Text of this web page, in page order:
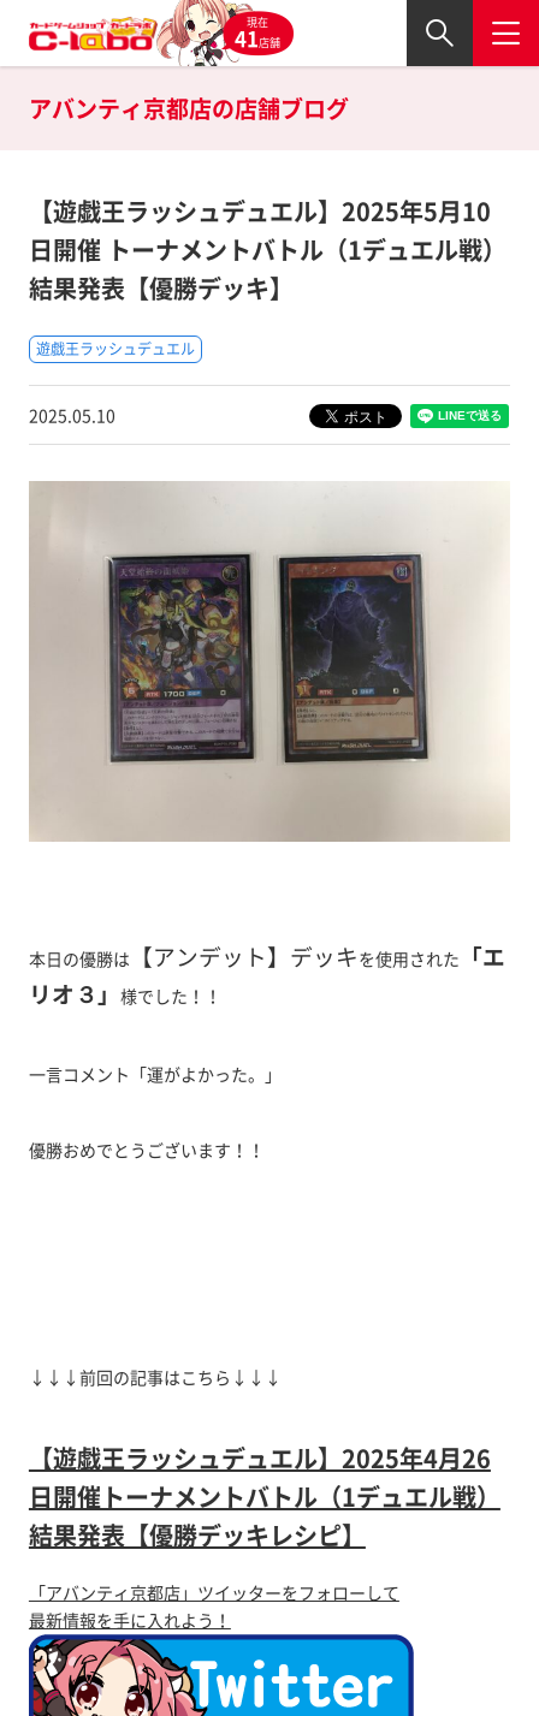
現在
41店舗
アバンティ京都店の店舗ブログ
【遊戯王ラッシュデュエル】2025年5月10
日開催 トーナメントバトル（1デュエル戦）
結果発表【優勝デッキ】
遊戯王ラッシュデュエル
2025.05.10
本日の優勝は 【アンデット】デッキを使用された
「エ
リオ３」 様でした！！
一言コメント「運がよかった。」
優勝おめでとうございます！！
↓↓↓前回の記事はこちら↓↓↓
【遊戯王ラッシュデュエル】2025年4月26
日開催トーナメントバトル（1デュエル戦）
結果発表【優勝デッキレシピ】
「アバンティ京都店」ツイッターをフォローして
最新情報を手に入れよう！